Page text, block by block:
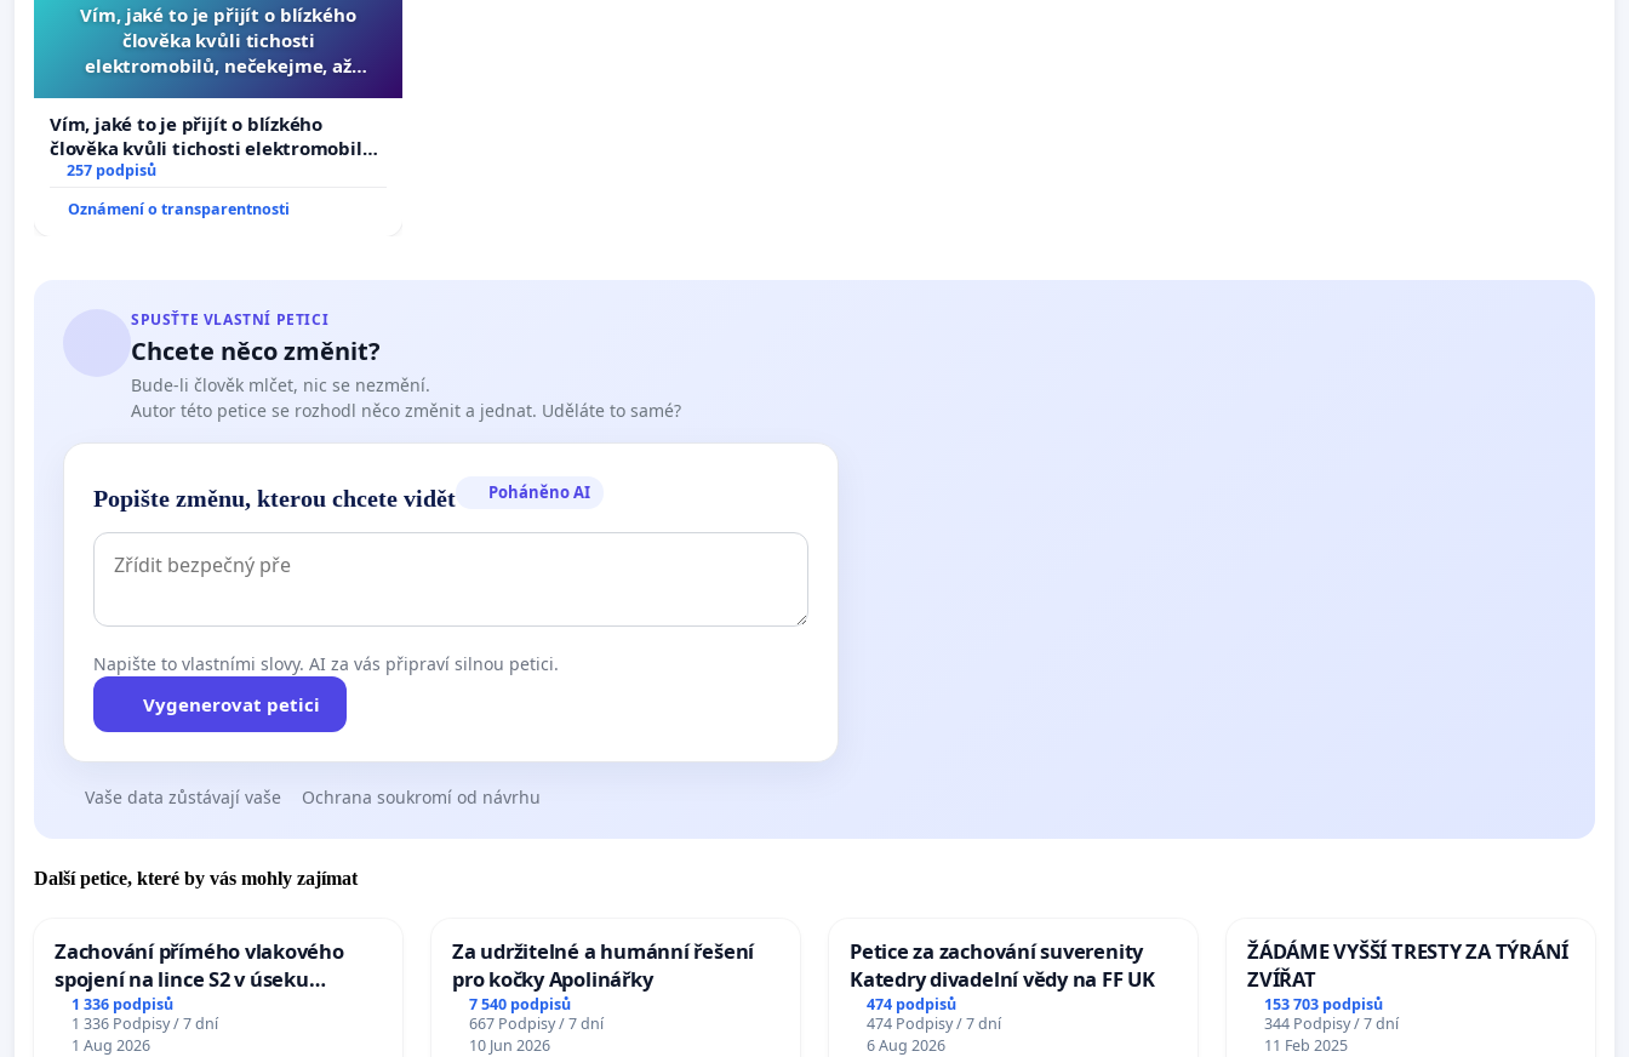
Vím, jaké to je přijít o blízkého
člověka kvůli tichosti
elektromobilů, nečekejme, až
auta!
Vím, jaké to je přijít o blízkého
člověka kvůli tichosti elektromobilů,
nečekejme, až přibydou další,
257 podpisů
Oznámení o transparentnosti
SPUSŤTE VLASTNÍ PETICI
Chcete něco změnit?
Bude-li člověk mlčet, nic se nezmění.
Autor této petice se rozhodl něco změnit a jednat. Uděláte to samé?
Popište změnu, kterou chcete vidět Poháněno AI
Napište to vlastními slovy. AI za vás připraví silnou petici.
Vygenerovat petici
Vaše data zůstávají vaše Ochrana soukromí od návrhu
Další petice, které by vás mohly zajímat
Zachování přímého vlakového
spojení na lince S2 v úseku
Ostrava – Bohumín – Karviná –
Mosty u Jablunkova
1 336 podpisů
1 336 Podpisy / 7 dní
1 Aug 2026
Za udržitelné a humánní řešení
pro kočky Apolinářky
7 540 podpisů
667 Podpisy / 7 dní
10 Jun 2026
Petice za zachování suverenity
Katedry divadelní vědy na FF UK
474 podpisů
474 Podpisy / 7 dní
6 Aug 2026
ŽÁDÁME VYŠŠÍ TRESTY ZA TÝRÁNÍ
ZVÍŘAT
153 703 podpisů
344 Podpisy / 7 dní
11 Feb 2025